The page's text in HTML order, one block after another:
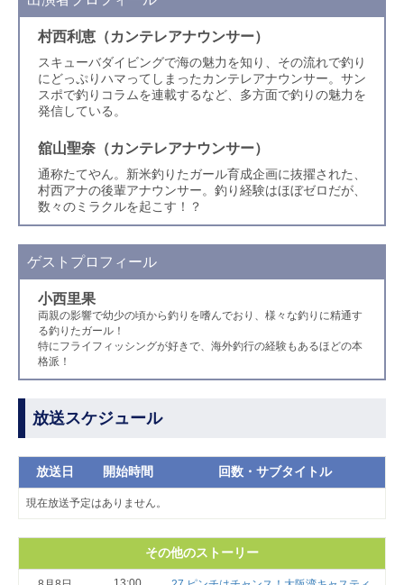
村西利恵（カンテレアナウンサー）
スキューバダイビングで海の魅力を知り、その流れで釣り
にどっぷりハマってしまったカンテレアナウンサー。サン
スポで釣りコラムを連載するなど、多方面で釣りの魅力を
発信している。
舘山聖奈（カンテレアナウンサー）
通称たてやん。新米釣りたガール育成企画に抜擢された、
村西アナの後輩アナウンサー。釣り経験はほぼゼロだが、
数々のミラクルを起こす！？
ゲストプロフィール
小西里果
両親の影響で幼少の頃から釣りを嗜んでおり、様々な釣りに精通す
る釣りたガール！
特にフライフィッシングが好きで、海外釣行の経験もあるほどの本
格派！
放送スケジュール
放送日 開始時間 回数・サブタイトル
現在放送予定はありません。
その他のストーリー